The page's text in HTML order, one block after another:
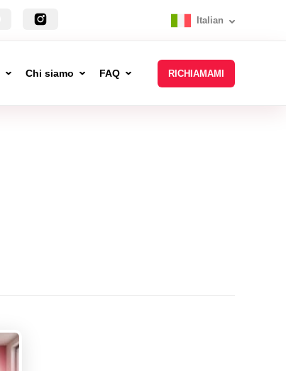
Italian
Chi siamo FAQ RICHIAMAMI